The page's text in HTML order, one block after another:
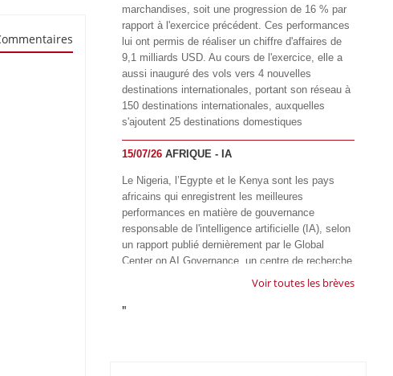
marchandises, soit une progression de 16 % par
rapport à l'exercice précédent. Ces performances
lui ont permis de réaliser un chiffre d'affaires de
9,1 milliards USD. Au cours de l'exercice, elle a
aussi inauguré des vols vers 4 nouvelles
destinations internationales, portant son réseau à
150 destinations internationales, auxquelles
s'ajoutent 25 destinations domestiques
15/07/26 AFRIQUE - IA
Le Nigeria, l’Egypte et le Kenya sont les pays
africains qui enregistrent les meilleures
performances en matière de gouvernance
responsable de l'intelligence artificielle (IA), selon
un rapport publié dernièrement par le Global
Center on AI Governance, un centre de recherche
basé en Afrique du Sud, qui œuvre à promouvoir
à l'échelle mondiale. Alors que l’IA transforme
Voir toutes les brèves
"